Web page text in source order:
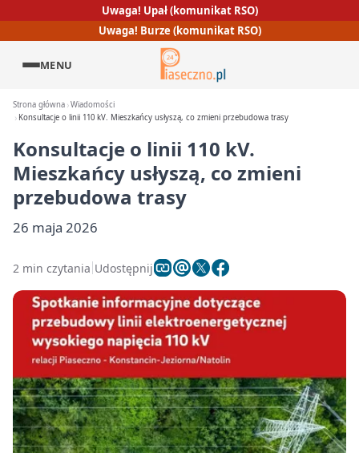
Uwaga! Upał (komunikat RSO)
Uwaga! Burze (komunikat RSO)
MENU
Strona główna Wiadomości
Konsultacje o linii 110 kV. Mieszkańcy usłyszą, co zmieni przebudowa trasy
Konsultacje o linii 110 kV.
Mieszkańcy usłyszą, co zmieni
przebudowa trasy
26 maja 2026
2 min czytania Udostępnij